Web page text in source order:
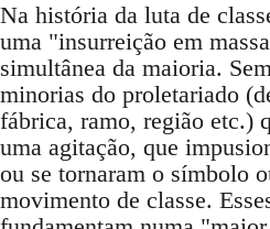
Na história da luta de
uma "insurreição em
simultânea da maioria.
minorias do proletariado
fábrica, ramo, região etc.)
uma agitação, que
ou se tornaram o símbolo
movimento de classe.